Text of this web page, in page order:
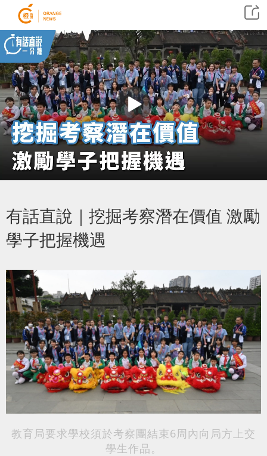
有話直說｜挖掘考察潛在價值 激勵
學子把握機遇
教育局要求學校須於考察團結束6周內向局方上交
學生作品。